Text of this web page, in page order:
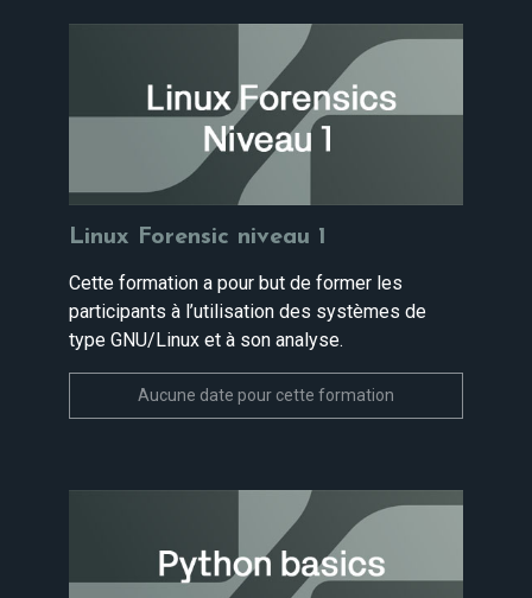
Linux Forensic niveau 1
Cette formation a pour but de former les
participants à l’utilisation des systèmes de
type GNU/Linux et à son analyse.
Aucune date pour cette formation